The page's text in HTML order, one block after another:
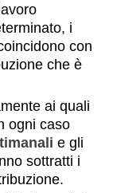
i
con
che è
ai quali
ogni caso
e gli
sottratti i